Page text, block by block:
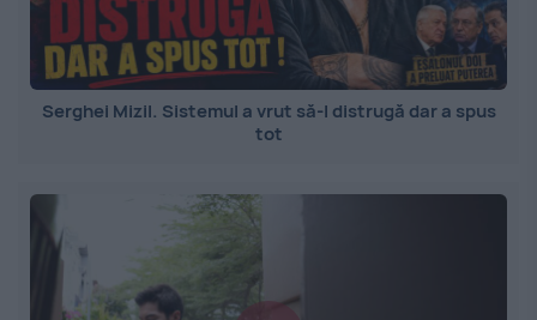
Serghei Mizil. Sistemul a vrut să-l distrugă dar a spus
tot